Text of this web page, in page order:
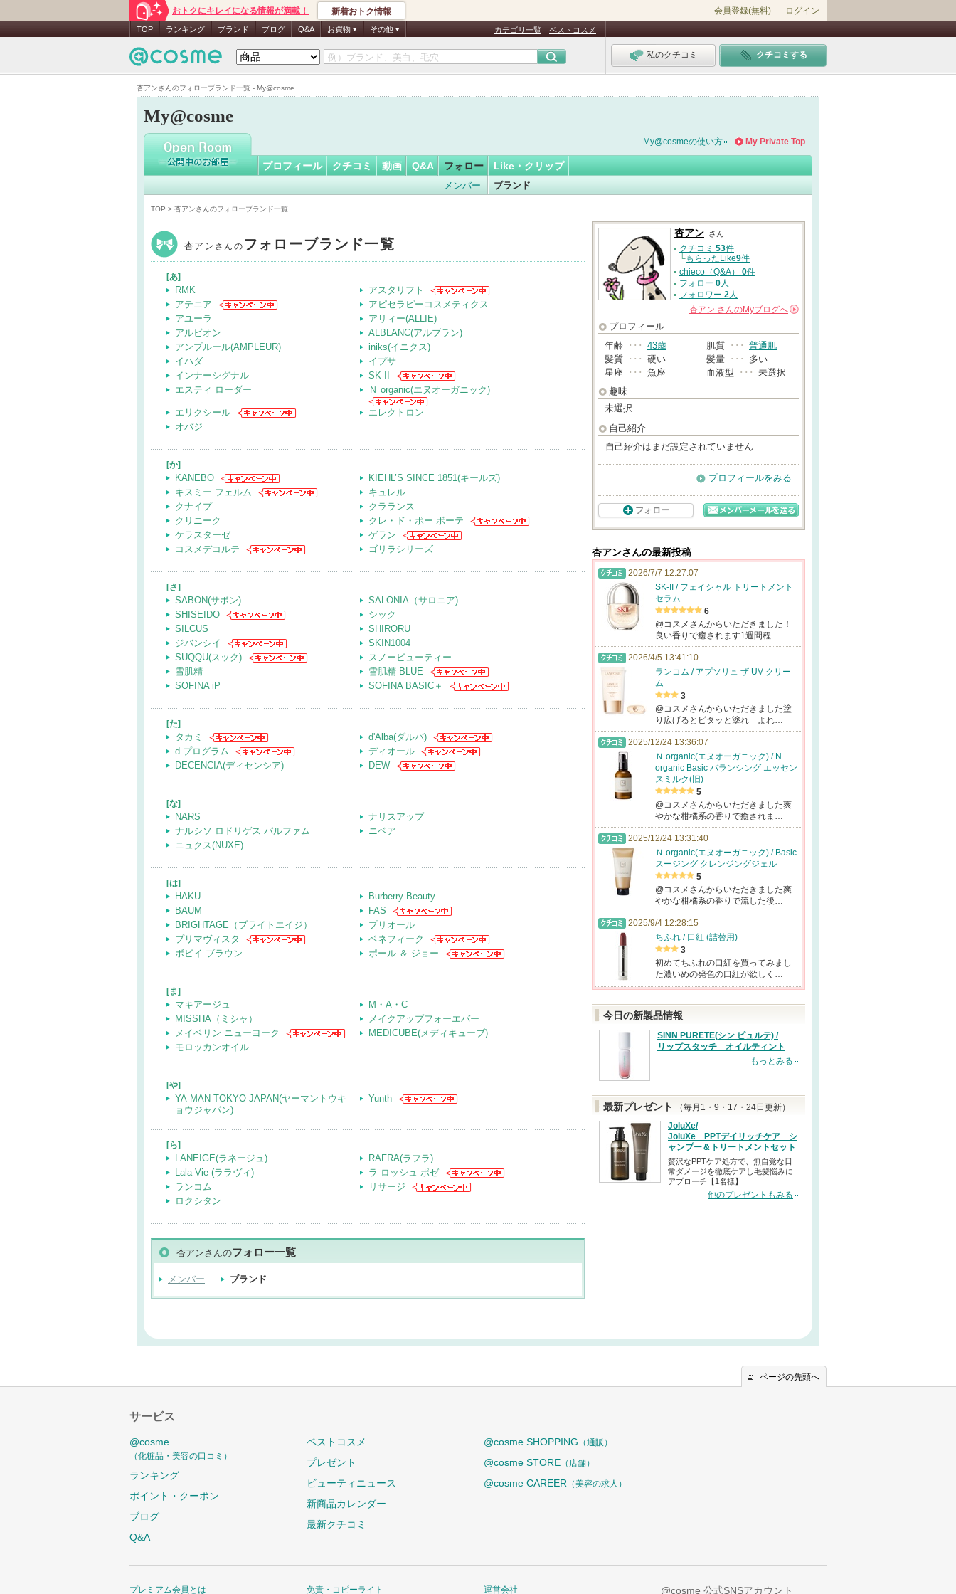
杏アンさんのフォローブランド一覧 - My@cosme
おトクにキレイになる情報が満載！ 新着おトク情報 会員登録(無料) ログイン
TOP ランキング ブランド ブログ Q&A お買物 その他 カテゴリ一覧 ベストコスメ
私のクチコミ クチコミする
My@cosme
杏アンさん
My Private Top
My@cosmeの使い方
プロフィール クチコミ 動画 Q&A フォロー
メンバー ブランド
Like・クリップ
TOP > 杏アンさんのフォローブランド一覧
杏アン さんの フォローブランド一覧
[あ]
RMK
アスタリフト
アテニア
アピセラピーコスメティクス
アユーラ
アリィー(ALLIE)
アルビオン
ALBLANC(アルブラン)
アンプルール(AMPLEUR)
iniks(イニクス)
イハダ
イプサ
インナーシグナル
SK-II
エスティ ローダー
Ｎ organic(エヌオーガニック)
エリクシール
エレクトロン
オバジ
[か]
KANEBO
KIEHL’S SINCE 1851(キールズ)
キスミー フェルム
キュレル
クナイプ
クラランス
クリニーク
クレ・ド・ポー ボーテ
ケラスターゼ
ゲラン
コスメデコルテ
ゴリラシリーズ
[さ]
SABON(サボン)
SALONIA（サロニア)
SHISEIDO
シック
SILCUS
SHIRORU
ジバンシイ
SKIN1004
SUQQU(スック)
スノービューティー
雪肌精
雪肌精 BLUE
SOFINA iP
SOFINA BASIC＋
[た]
タカミ
d'Alba(ダルバ)
d プログラム
ディオール
DECENCIA(ディセンシア)
DEW
[な]
NARS
ナリスアップ
ナルシソ ロドリゲス パルファム
ニベア
ニュクス(NUXE)
[は]
HAKU
Burberry Beauty
BAUM
FAS
BRIGHTAGE（ブライトエイジ）
プリオール
プリマヴィスタ
ベネフィーク
ボビイ ブラウン
ポール ＆ ジョー
[ま]
マキアージュ
M・A・C
MISSHA（ミシャ）
メイクアップフォーエバー
メイベリン ニューヨーク
MEDICUBE(メディキューブ)
モロッカンオイル
[や]
YA-MAN TOKYO JAPAN(ヤーマントウキ
ョウジャパン)
Yunth
[ら]
LANEIGE(ラネージュ)
RAFRA(ラフラ)
Lala Vie (ララヴィ)
ラ ロッシュ ポゼ
ランコム
リサージ
ロクシタン
杏アンさんのフォロー一覧
メンバー ブランド
杏アン さん
クチコミ 53件
└もらったLike9件
chieco（Q&A） 0件
フォロー 0人
フォロワー 2人
杏アン さんのMyブログへ
プロフィール
年齢 ･･･ 43歳 肌質 ･･･ 普通肌
髪質 ･･･ 硬い 髪量 ･･･
多い
星座 ･･･ 魚座 血液型 ･･･ 未選択
趣味
未選択
自己紹介
自己紹介はまだ設定されていません
プロフィールをみる
フォロー
杏アンさんの最新投稿
2026/7/7 12:27:07
SK-II / フェイシャル トリートメント
セラム
6
@コスメさんからいただきました！
良い香りで癒されます1週間程…
2026/4/5 13:41:10
ランコム / アプソリュ ザ UV クリー
ム
3
@コスメさんからいただきました塗
り広げるとピタッと塗れ よれ…
2025/12/24 13:36:07
Ｎ organic(エヌオーガニック) / N
organic Basic バランシング エッセン
スミルク(旧)
5
@コスメさんからいただきました爽
やかな柑橘系の香りで癒されま…
2025/12/24 13:31:40
Ｎ organic(エヌオーガニック) / Basic
スージング クレンジングジェル
5
@コスメさんからいただきました爽
やかな柑橘系の香りで流した後…
2025/9/4 12:28:15
ちふれ / 口紅 (詰替用)
3
初めてちふれの口紅を買ってみまし
た濃いめの発色の口紅が欲しく…
今日の新製品情報
SINN PURETE(シン ピュルテ) /
リップスタッチ オイルティント
もっとみる
最新プレゼント
（毎月1・9・17・24日更新）
JoluXe/
JoluXe PPTデイリッチケア シ
ャンプー＆トリートメントセット
贅沢なPPTケア処方で、無自覚な日
常ダメージを徹底ケアし毛髪悩みに
アプローチ【1名様】
他のプレゼントもみる
ページの先頭へ
サービス
@cosme
（化粧品・美容の口コミ）
ランキング
ポイント・クーポン
ブログ
Q&A
ベストコスメ
プレゼント
ビューティニュース
新商品カレンダー
最新クチコミ
@cosme SHOPPING （通販）
@cosme STORE （店舗）
@cosme CAREER （美容の求人）
プレミアム会員とは 免責・コピーライト 運営会社 @cosme 公式SNSアカウント